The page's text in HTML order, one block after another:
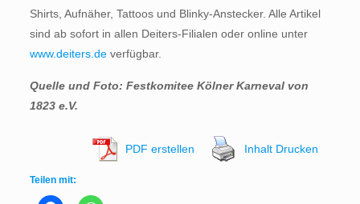
Shirts, Aufnäher, Tattoos und Blinky-Anstecker. Alle Artikel
sind ab sofort in allen Deiters-Filialen oder online unter
www.deiters.deverfügbar.
Quelle und Foto: Festkomitee Kölner Karneval von
1823 e.V.
PDF erstellen Inhalt Drucken
Teilen mit: